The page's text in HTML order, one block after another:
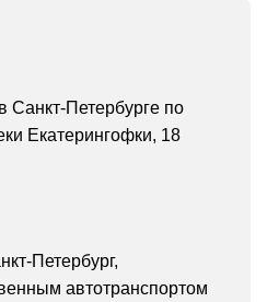
Санкт-Петербурге по
Екатерингофки, 18
Петербург,
автотранспортом